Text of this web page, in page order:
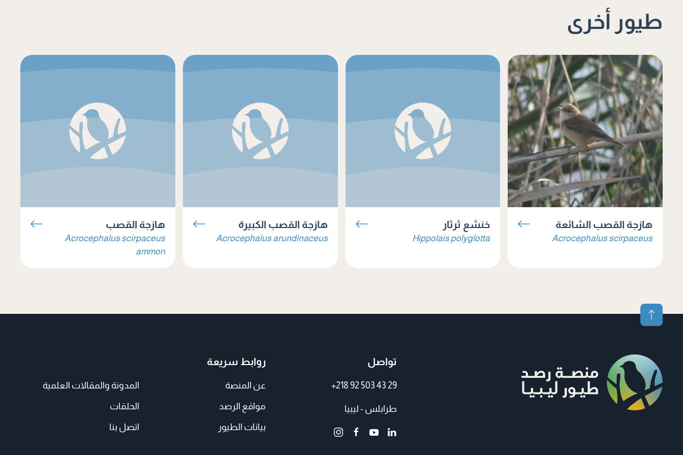
طيور أخرى
هازجة القصب الشائعة
Acrocephalus scirpaceus
خنشع ثرثار
Hippolais polyglotta
هازجة القصب الكبيرة
Acrocephalus arundinaceus
هازجة القصب
Acrocephalus scirpaceus
ammon
تواصل
+218 92 503 43 29
طرابلس - ليبيا
روابط سريعة
عن المنصة المدونة والمقالات العلمية
مواقع الرصد الحلقات
بيانات الطيور اتصل بنا